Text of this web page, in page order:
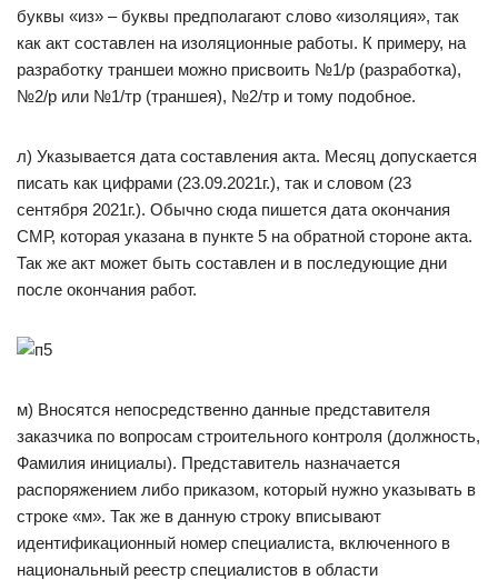
буквы «из» – буквы предполагают слово «изоляция», так
как акт составлен на изоляционные работы. К примеру, на
разработку траншеи можно присвоить №1/р (разработка),
№2/р или №1/тр (траншея), №2/тр и тому подобное.
л) Указывается дата составления акта. Месяц допускается
писать как цифрами (23.09.2021г.), так и словом (23
сентября 2021г.). Обычно сюда пишется дата окончания
СМР, которая указана в пункте 5 на обратной стороне акта.
Так же акт может быть составлен и в последующие дни
после окончания работ.
м) Вносятся непосредственно данные представителя
заказчика по вопросам строительного контроля (должность,
Фамилия инициалы). Представитель назначается
распоряжением либо приказом, который нужно указывать в
строке «м». Так же в данную строку вписывают
идентификационный номер специалиста, включенного в
национальный реестр специалистов в области